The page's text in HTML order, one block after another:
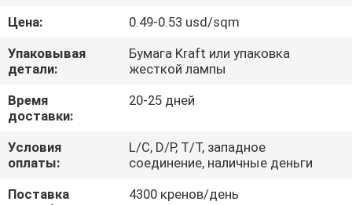
КАЧЕСТВА
СВЯЖИТЕСЬ
С
НАМИ
ЗАПРОСИТЕ
ЦИТАТУ
Цена:
0.49-0.53 usd/sqm
Упаковывая
детали:
Бумага Kraft или упаковка
жесткой лампы
Время
доставки:
20-25 дней
Условия
оплаты:
L/C, D/P, T/T, западное
соединение, наличные деньги
Поставка
4300 кренов/день